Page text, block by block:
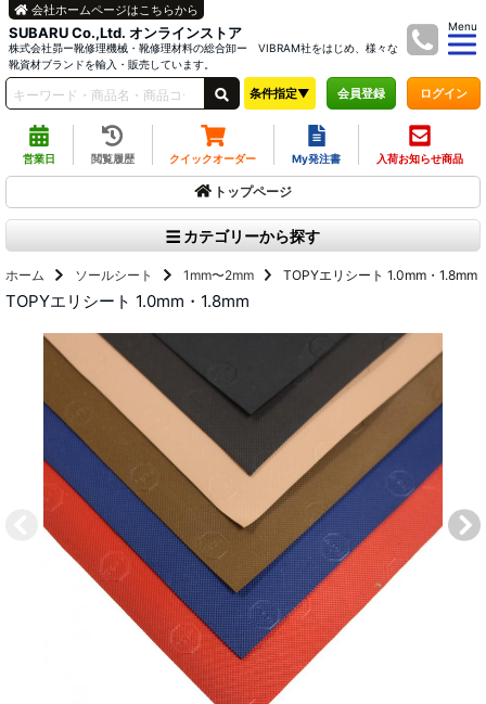
SUBARU Co.,Ltd. オンラインストア
株式会社昴ー靴修理機械・靴修理材料の総合卸ー VIBRAM社をはじめ、様々な
靴資材ブランドを輸入・販売しています。
Menu
会社ホームページはこちらから
条件指定▼ 会員登録 ログイン
営業日 閲覧履歴 クイックオーダー My発注書 入荷お知らせ商品
トップページ
カテゴリーから探す
ホーム ソールシート 1mm〜2mm TOPYエリシート 1.0mm・1.8mm
TOPYエリシート 1.0mm・1.8mm